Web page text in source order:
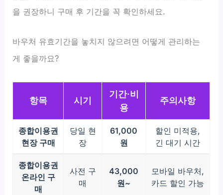
을 권장하니 구매 후 기간을 꼭 확인하세요.
바우처 유효기간을 놓치지 않으려면 어떻게 관리하는
게 좋을까요?
항목 시기
기간·비
용
주의사항
종합이용권
현장 구매
당일 현
장
61,000
원
할인 미적용,
긴 대기 시간
종합이용권
온라인 구
매
사전 구
매
43,000
원~
모바일 바우처,
카드 할인 가능